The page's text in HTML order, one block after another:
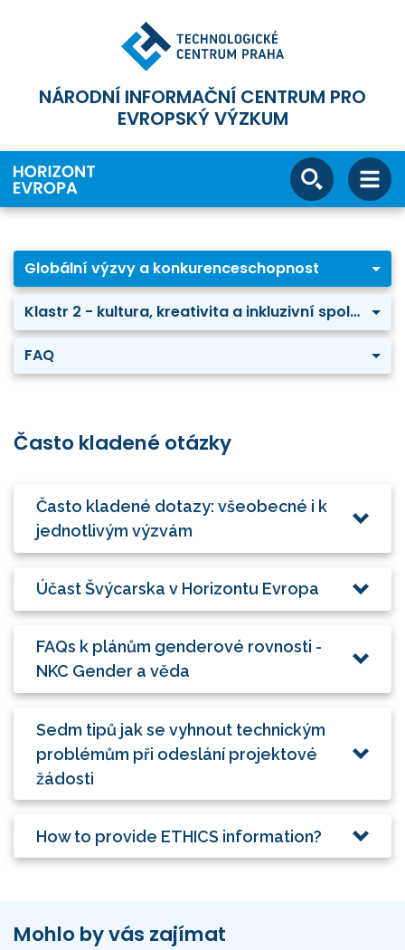
NÁRODNÍ INFORMAČNÍ CENTRUM PRO
EVROPSKÝ VÝZKUM
Globální výzvy a konkurenceschopnost
Klastr 2 - kultura, kreativita a inkluzivní společnost
FAQ
Často kladené otázky
Často kladené dotazy: všeobecné i k
jednotlivým výzvám
Účast Švýcarska v Horizontu Evropa
FAQs k plánům genderové rovnosti -
NKC Gender a věda
Sedm tipů jak se vyhnout technickým
problémům při odeslání projektové
žádosti
How to provide ETHICS information?
Mohlo by vás zajímat